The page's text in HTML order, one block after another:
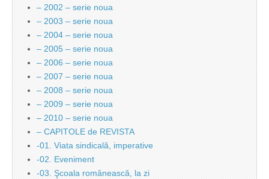
– 2002 – serie noua
– 2003 – serie noua
– 2004 – serie noua
– 2005 – serie noua
– 2006 – serie noua
– 2007 – serie noua
– 2008 – serie noua
– 2009 – serie noua
– 2010 – serie noua
– CAPITOLE de REVISTA
-01. Viata sindicală, imperative
-02. Eveniment
-03. Şcoala românească, la zi